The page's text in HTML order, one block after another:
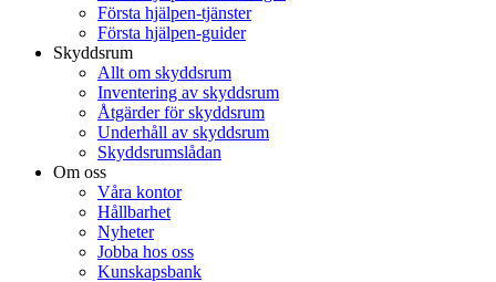
Första hjälpen-tjänster
Första hjälpen-guider
Skyddsrum
Allt om skyddsrum
Inventering av skyddsrum
Åtgärder för skyddsrum
Underhåll av skyddsrum
Skyddsrumslådan
Om oss
Våra kontor
Hållbarhet
Nyheter
Jobba hos oss
Kunskapsbank